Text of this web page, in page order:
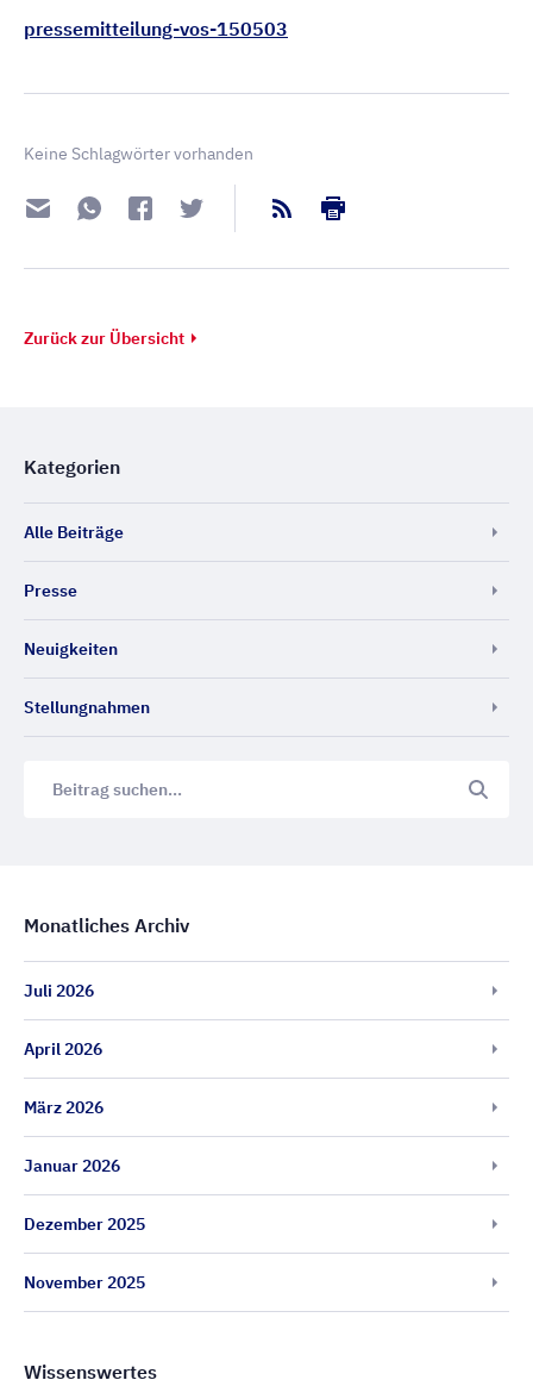
pressemitteilung-vos-150503
Keine Schlagwörter vorhanden
Zurück zur Übersicht
Kategorien
Alle Beiträge
Presse
Neuigkeiten
Stellungnahmen
Monatliches Archiv
Juli 2026
April 2026
März 2026
Januar 2026
Dezember 2025
November 2025
Wissenswertes